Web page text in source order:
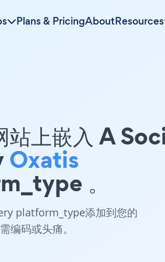
Plans & PricingAboutResources
站上嵌入 A
Oxatis
。
platform_type添加到您的
编码或头痛。